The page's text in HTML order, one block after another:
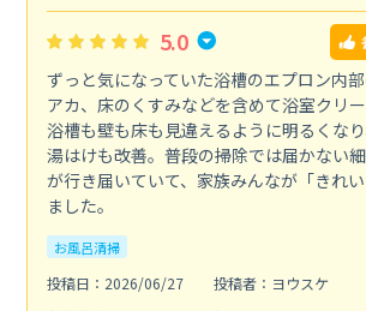
5.0
ずっと気になっていた浴槽のエプロン内
アカ、床のくすみなどを含めて浴室クリー
浴槽も壁も床も見違えるように明るくな
湯はけも改善。普段の掃除では届かない
が行き届いていて、家族みんなが「きれ
ました。
お風呂清掃
投稿日：2026/06/27
投稿者：ヨウスケ